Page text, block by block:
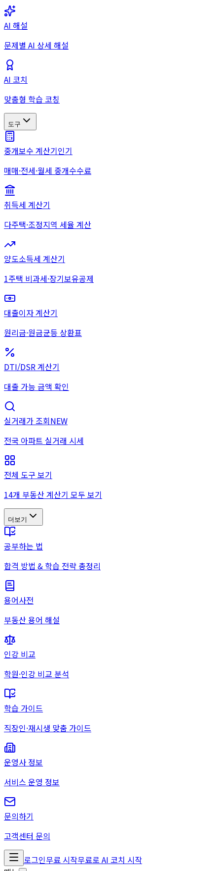
AI 해설
문제별 AI 상세 해설
AI 코치
맞춤형 학습 코칭
도구
중개보수 계산기인기
매매·전세·월세 중개수수료
취득세 계산기
다주택·조정지역 세율 계산
양도소득세 계산기
1주택 비과세·장기보유공제
대출이자 계산기
원리금·원금균등 상환표
DTI/DSR 계산기
대출 가능 금액 확인
실거래가 조회NEW
전국 아파트 실거래 시세
전체 도구 보기
14개 부동산 계산기 모두 보기
더보기
공부하는 법
합격 방법 & 학습 전략 총정리
용어사전
부동산 용어 해설
인강 비교
학원·인강 비교 분석
학습 가이드
직장인·재시생 맞춤 가이드
운영사 정보
서비스 운영 정보
문의하기
고객센터 문의
로그인무료 시작무료로 AI 코치 시작